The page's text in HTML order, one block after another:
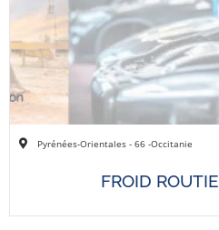
Pyrénées-Orientales - 66 -Occitanie
FROID